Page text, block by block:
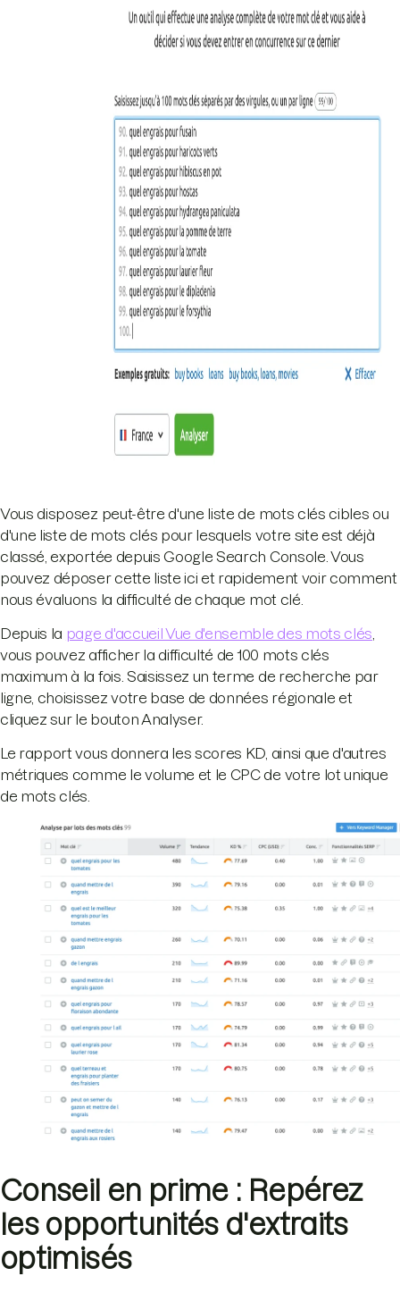
Vous disposez peut-être d'une liste de mots clés cibles ou
d'une liste de mots clés pour lesquels votre site est déjà
classé, exportée depuis Google Search Console. Vous
pouvez déposer cette liste ici et rapidement voir comment
nous évaluons la difficulté de chaque mot clé.
Depuis la page d'accueil Vue d'ensemble des mots clés
vous pouvez afficher la difficulté de 100 mots clés
maximum à la fois. Saisissez un terme de recherche par
ligne, choisissez votre base de données régionale et
cliquez sur le bouton Analyser.
Le rapport vous donnera les scores KD, ainsi que d'autres
métriques comme le volume et le CPC de votre lot unique
de mots clés.
Conseil en prime : Repérez
les opportunités d'extraits
optimisés